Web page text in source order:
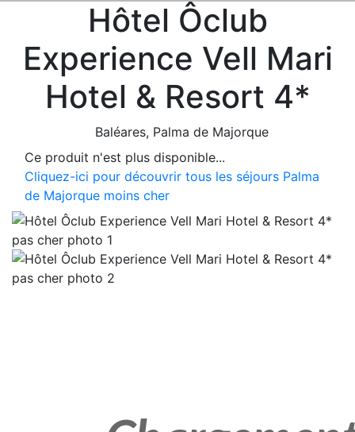
Hôtel Ôclub
Experience Vell Mari
Hotel & Resort 4*
Baléares, Palma de Majorque
Ce produit n'est plus disponible...
Cliquez-ici pour découvrir tous les séjours Palma
de Majorque moins cher